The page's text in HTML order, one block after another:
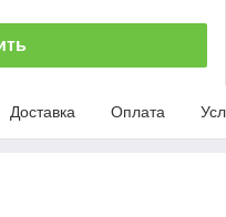
Доставка Оплата